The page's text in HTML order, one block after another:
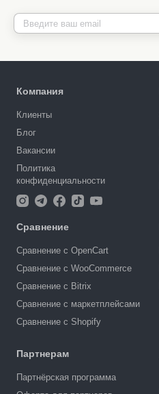
Компания
Клиенты
Блог
Вакансии
Политика
конфиденциальности
Сравнение
Сравнение с OpenCart
Сравнение с WooCommerce
Сравнение с Bitrix
Сравнение с маркетплейсами
Сравнение с Shopify
Партнерам
Партнёрская программа